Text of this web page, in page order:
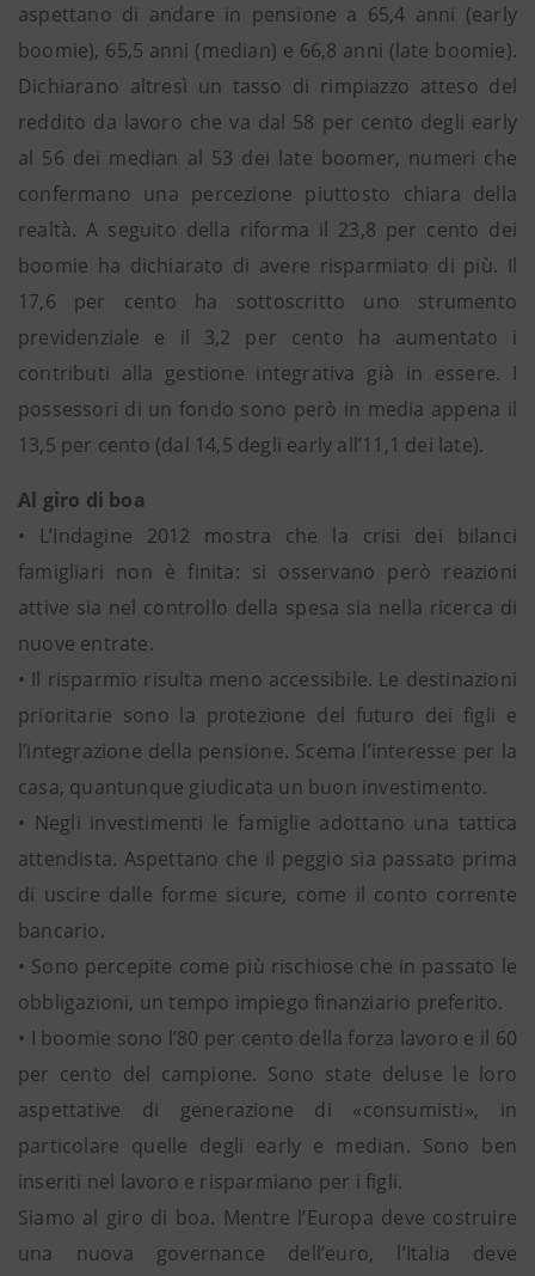
aspettano di andare in pensione a 65,4 anni (early
boomie), 65,5 anni (median) e 66,8 anni (late boomie).
Dichiarano altresì un tasso di rimpiazzo atteso del
reddito da lavoro che va dal 58 per cento degli early
al 56 dei median al 53 dei late boomer, numeri che
confermano una percezione piuttosto chiara della
realtà. A seguito della riforma il 23,8 per cento dei
boomie ha dichiarato di avere risparmiato di più. Il
17,6 per cento ha sottoscritto uno strumento
previdenziale e il 3,2 per cento ha aumentato i
contributi alla gestione integrativa già in essere. I
possessori di un fondo sono però in media appena il
13,5 per cento (dal 14,5 degli early all’11,1 dei late).
Al giro di boa
• L’Indagine 2012 mostra che la crisi dei bilanci
famigliari non è finita: si osservano però reazioni
attive sia nel controllo della spesa sia nella ricerca di
nuove entrate.
• Il risparmio risulta meno accessibile. Le destinazioni
prioritarie sono la protezione del futuro dei figli e
l’integrazione della pensione. Scema l’interesse per la
casa, quantunque giudicata un buon investimento.
• Negli investimenti le famiglie adottano una tattica
attendista. Aspettano che il peggio sia passato prima
di uscire dalle forme sicure, come il conto corrente
bancario.
• Sono percepite come più rischiose che in passato le
obbligazioni, un tempo impiego finanziario preferito.
• I boomie sono l’80 per cento della forza lavoro e il 60
per cento del campione. Sono state deluse le loro
aspettative di generazione di «consumisti», in
particolare quelle degli early e median. Sono ben
inseriti nel lavoro e risparmiano per i figli.
Siamo al giro di boa. Mentre l’Europa deve costruire
una nuova governance dell’euro, l’Italia deve